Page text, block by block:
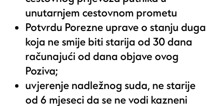
unutarnjem cestovnom prometu
Potvrdu Porezne uprave o stanju duga
koja ne smije biti starija od 30 dana
računajući od dana objave ovog
Poziva;
uvjerenje nadležnog suda, ne starije
od 6 mjeseci da se ne vodi kazneni